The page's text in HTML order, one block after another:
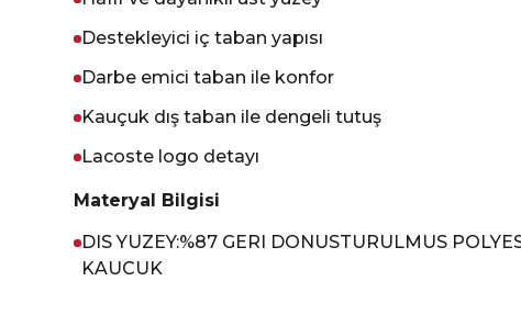
Destekleyici iç taban yapısı
Darbe emici taban ile konfor
Kauçuk dış taban ile dengeli tutuş
Lacoste logo detayı
Materyal Bilgisi
DIS YUZEY:%87 GERI DONUSTURULMUS
KAUCUK